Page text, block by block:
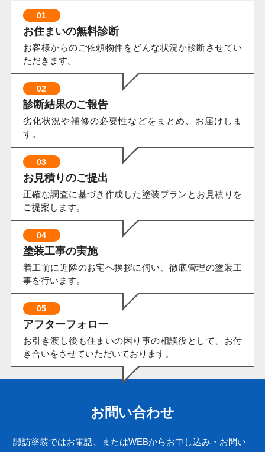
01
お住まいの無料診断
お客様からのご依頼物件をどんな状況か診断させてい
ただきます。
02
診断結果のご報告
劣化状況や補修の必要性などをまとめ、お届けしま
す。
03
お見積りのご提出
正確な調査に基づき作成した塗装プランとお見積りを
ご提案します。
04
塗装工事の実施
着工前に近隣のお宅へ挨拶に伺い、徹底管理の塗装工
事を行います。
05
アフターフォロー
お引き渡し後も住まいの困り事の相談役として、お付
き合いをさせていただいております。
お問い合わせ
諏訪塗装ではお電話、またはWEBからお申し込み・お問い